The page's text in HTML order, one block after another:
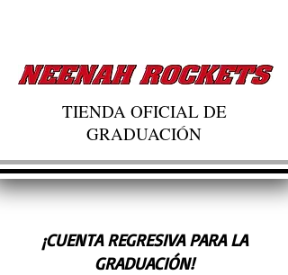
TIENDA OFICIAL DE
GRADUACIÓN
¡CUENTA REGRESIVA PARA LA
GRADUACIÓN!